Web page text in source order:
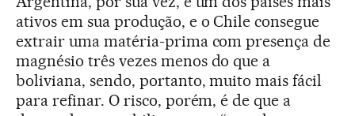
ativos em sua produção, e o Chile consegue
extrair uma matéria-prima com presença de
magnésio três vezes menos do que a
boliviana, sendo, portanto, muito mais fácil
para refinar. O risco, porém, é de que a